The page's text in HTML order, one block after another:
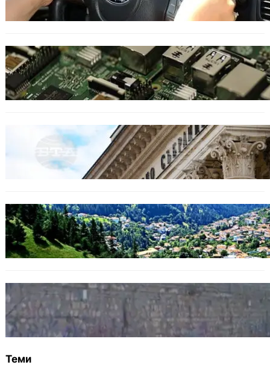
ИКОНОМИКА
Кои българи се осигуряват на новия таван
от 2300 евро.
БЕЗ КАТЕГОРИЯ
Дрон се взриви край Кардам: България
търси отговори за произхода му.
БЪЛГАРИЯ
Полицията алармира за нова схема с
фалшиви лечители и „вълшебни“ мехлеми
БЪЛГАРИЯ
Ограничават движението по улица
„Вълноломна“ във Варна
Теми